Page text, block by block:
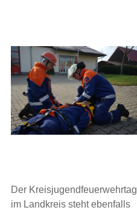
Der Kreisjugendfeuerwehrtag
im Landkreis steht ebenfalls